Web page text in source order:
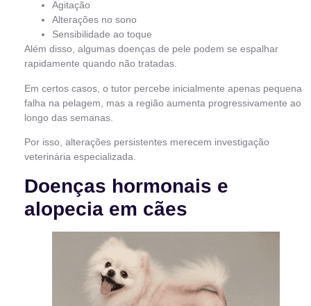
Agitação
Alterações no sono
Sensibilidade ao toque
Além disso, algumas doenças de pele podem se espalhar
rapidamente quando não tratadas.
Em certos casos, o tutor percebe inicialmente apenas pequena
falha na pelagem, mas a região aumenta progressivamente ao
longo das semanas.
Por isso, alterações persistentes merecem investigação
veterinária especializada.
Doenças hormonais e
alopecia em cães